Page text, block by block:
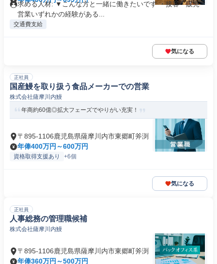
求める人材: ▼こんな方と一緒に働きたいです ・接客・販売・
営業いずれかの経験がある...
交通費支給
気になる
正社員
国産鰻を取り扱う食品メーカーでの営業
株式会社薩摩川内鰻
年商約60億◎拡大フェーズでやりがい充実！
〒895-1106鹿児島県薩摩川内市東郷町斧渕
年俸400万円～600万円
資格取得支援あり +6個
気になる
正社員
人事総務の管理職候補
株式会社薩摩川内鰻
〒895-1106鹿児島県薩摩川内市東郷町斧渕
年俸360万円～500万円